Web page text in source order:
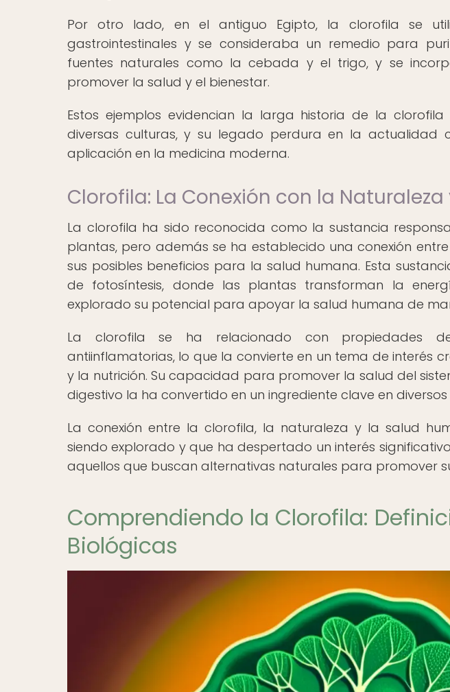
Por otro lado, en el antiguo Egipto, la clorofila se
gastrointestinales y se consideraba un remedio para
fuentes naturales como la cebada y el trigo, y se
promover la salud y el bienestar.
Estos ejemplos evidencian la larga historia de la
diversas culturas, y su legado perdura en la actualidad
aplicación en la medicina moderna.
Clorofila: La Conexión con la Naturaleza
La clorofila ha sido reconocida como la sustancia
plantas, pero además se ha establecido una conexión
sus posibles beneficios para la salud humana. Esta
de fotosíntesis, donde las plantas transforman la
explorado su potencial para apoyar la salud humana de
La clorofila se ha relacionado con propiedades
antiinflamatorias, lo que la convierte en un tema de interés
y la nutrición. Su capacidad para promover la salud del
digestivo la ha convertido en un ingrediente clave en
La conexión entre la clorofila, la naturaleza y la salud
siendo explorado y que ha despertado un interés
aquellos que buscan alternativas naturales para promover
Comprendiendo la Clorofila:
Biológicas